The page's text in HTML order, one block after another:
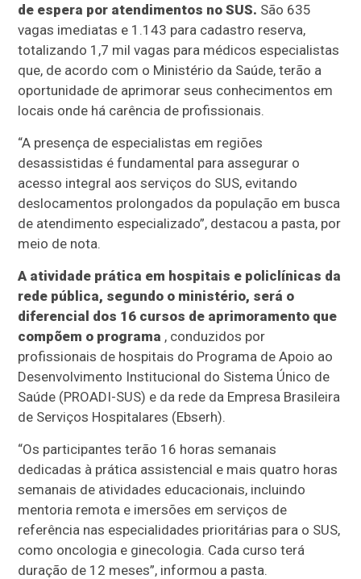
de espera por atendimentos no SUS. São 635
vagas imediatas e 1.143 para cadastro reserva,
totalizando 1,7 mil vagas para médicos especialistas
que, de acordo com o Ministério da Saúde, terão a
oportunidade de aprimorar seus conhecimentos em
locais onde há carência de profissionais.
“A presença de especialistas em regiões
desassistidas é fundamental para assegurar o
acesso integral aos serviços do SUS, evitando
deslocamentos prolongados da população em busca
de atendimento especializado”, destacou a pasta, por
meio de nota.
A atividade prática em hospitais e policlínicas da
rede pública, segundo o ministério, será o
diferencial dos 16 cursos de aprimoramento que
compõem o programa , conduzidos por
profissionais de hospitais do Programa de Apoio ao
Desenvolvimento Institucional do Sistema Único de
Saúde (PROADI-SUS) e da rede da Empresa Brasileira
de Serviços Hospitalares (Ebserh).
“Os participantes terão 16 horas semanais
dedicadas à prática assistencial e mais quatro horas
semanais de atividades educacionais, incluindo
mentoria remota e imersões em serviços de
referência nas especialidades prioritárias para o SUS,
como oncologia e ginecologia. Cada curso terá
duração de 12 meses”, informou a pasta.